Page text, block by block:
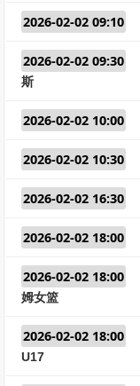
2026-02-02 09:10
2026-02-02 09:30
斯
2026-02-02 10:00
2026-02-02 10:30
2026-02-02 16:30
2026-02-02 18:00
2026-02-02 18:00
姆女篮
2026-02-02 18:00
U17